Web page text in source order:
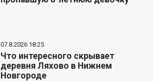
07.8.2026 18:25
Что интересного скрывает
деревня Ляхово в Нижнем
Новгороде